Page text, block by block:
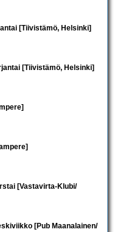
[Tiivistämö, Helsinki]
[Tiivistämö, Helsinki]
[Vastavirta-Klubi/
[Pub Maanalainen/